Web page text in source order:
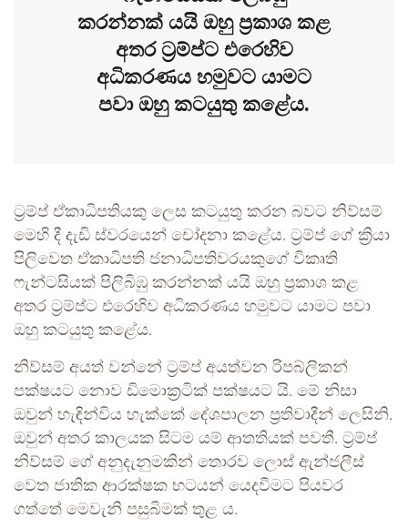
කරන්නක් යයි ඔහු ප්‍රකාශ කළ
අතර ට්‍රම්ප්ට එරෙහිව
අධිකරණය හමුවට යාමට
පවා ඔහු කටයුතු කළේය.
ට්‍රම්ප් ඒකාධිපතියකු ලෙස කටයුතු කරන බවට නිව්සම්
මෙහි දී දැඩි ස්වරයෙන් චෝදනා කළේය. ට්‍රම්ප් ගේ ක්‍රියා
පිලිවෙත ඒකාධිපති ජනාධිපතිවරයකුගේ විකෘති
ෆැන්ටසියක් පිලිබිඹු කරන්නක් යයි ඔහු ප්‍රකාශ කළ
අතර ට්‍රම්ප්ට එරෙහිව අධිකරණය හමුවට යාමට පවා
ඔහු කටයුතු කළේය.
නිව්සම් අයත් වන්නේ ට්‍රම්ප් අයත්වන රිපබ්ලිකන්
පක්ෂයට නොව ඩිමොක්‍රටික් පක්ෂයට යි. මේ නිසා
ඔවුන් හැඳින්විය හැක්කේ දේශපාලන ප්‍රතිවාදීන් ලෙසිනි.
ඔවුන් අතර කාලයක සිටම යම් ආතතියක් පවතී. ට්‍රම්ප්
නිව්සම් ගේ අනුදැනුමකින් තොරව ලොස් ඇන්ජලීස්
වෙත ජාතික ආරක්ෂක භටයන් යෙදවීමට පියවර
ගත්තේ මෙවැනි පසුබිමක් තුළ ය.